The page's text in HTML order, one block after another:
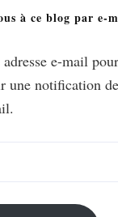
à ce blog par e-
e-mail
une notification